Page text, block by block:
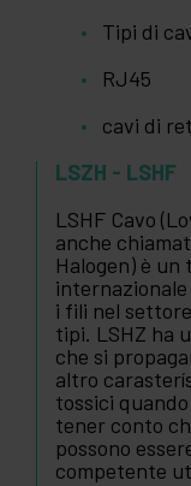
Tipi di
RJ45
cavi di
LSZH - LSHF
LSHF Cavo
anche
Halogen) è
i fili nel
tipi. LSHZ ha
che si
altro
tossici
tener conto
possono
competente